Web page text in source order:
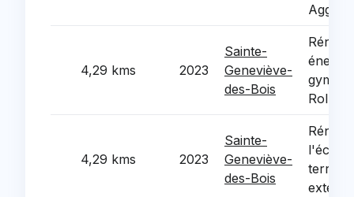
4,29 kms 2023
Sainte-
Geneviève-
des-Bois
Rolland
4,29 kms 2023
Sainte-
Geneviève-
des-Bois